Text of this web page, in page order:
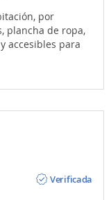
por
plancha de ropa,
accesibles para
Verificada